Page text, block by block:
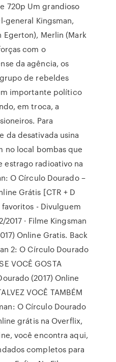
720p Um grandioso
general Kingsman,
Egerton), Merlin (Mark
com o
da agência, os
de rebeldes
importante político
em troca, a
Para
da desativada usina
no local bombas que
estrago radioativo na
O Círculo Dourado –
Grátis [CTR + D
- Divulguem
2017 · Filme Kingsman
Online Gratis. Back
2: O Círculo Dourado
VOCÊ GOSTA
(2017) Online
VOCÊ TAMBÉM
O Círculo Dourado
grátis na Overflix,
você encontra aqui,
completos para